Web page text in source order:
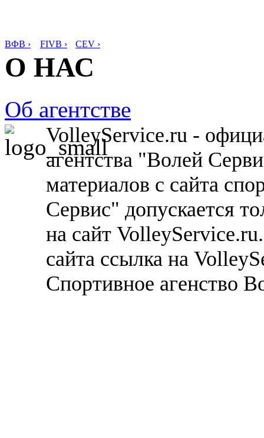
ВФВ › FIVB › CEV ›
О НАС
Об агентстве
VolleyService.ru -
агентства "Волей
материалов с сайта
Сервис" допускается
на сайт
сайта ссылка на
Спортивное агенство